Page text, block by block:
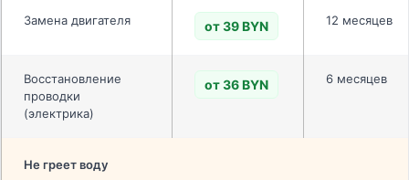
Замена двигателя от 39 BYN 12 месяцев
Восстановление
проводки
(электрика)
от 36 BYN 6 месяцев
Не греет воду